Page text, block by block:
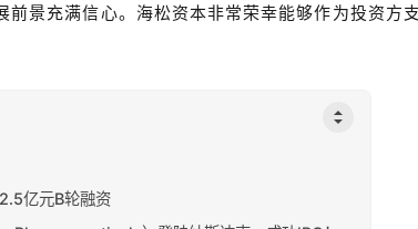
前景充满信心。海松资本非常荣幸能够作为投资方
亿元B轮融资